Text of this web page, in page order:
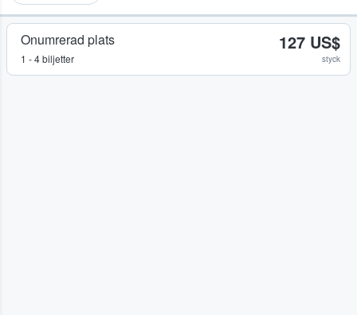
Onumrerad plats
1 - 4 biljetter
127 US$
styck